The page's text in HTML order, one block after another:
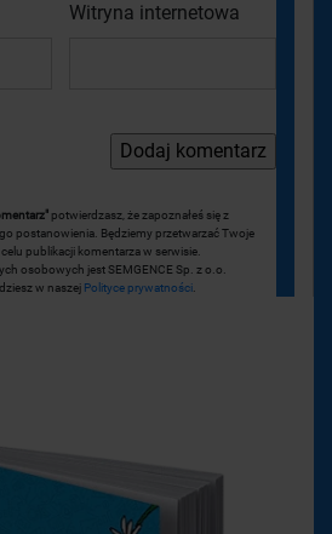
Witryna internetowa
potwierdzasz, że zapoznałeś się z
postanowienia. Będziemy przetwarzać Twoje
publikacji komentarza w serwisie.
osobowych jest SEMGENCE Sp. z o.o.
w naszej Polityce prywatności